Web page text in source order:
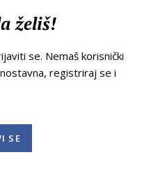
želiš!
se. Nemaš korisnički
registriraj se i
SE